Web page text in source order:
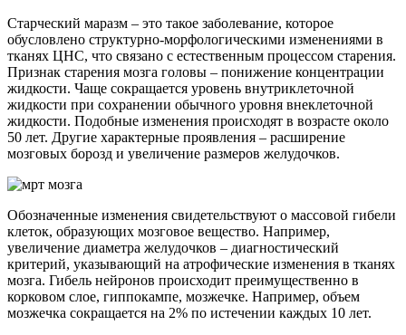
Старческий маразм – это такое заболевание, которое
обусловлено структурно-морфологическими изменениями в
тканях ЦНС, что связано с естественным процессом старения.
Признак старения мозга головы – понижение концентрации
жидкости. Чаще сокращается уровень внутриклеточной
жидкости при сохранении обычного уровня внеклеточной
жидкости. Подобные изменения происходят в возрасте около
50 лет. Другие характерные проявления – расширение
мозговых борозд и увеличение размеров желудочков.
Обозначенные изменения свидетельствуют о массовой гибели
клеток, образующих мозговое вещество. Например,
увеличение диаметра желудочков – диагностический
критерий, указывающий на атрофические изменения в тканях
мозга. Гибель нейронов происходит преимущественно в
корковом слое, гиппокампе, мозжечке. Например, объем
мозжечка сокращается на 2% по истечении каждых 10 лет.